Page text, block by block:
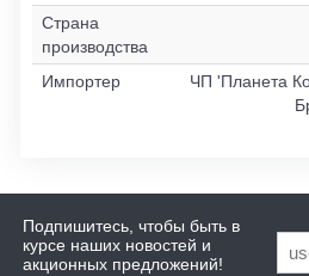
Страна
производства
Импортер
ЧП 'Планета
Подпишитесь, чтобы быть в
курсе наших новостей и
акционных предложений!